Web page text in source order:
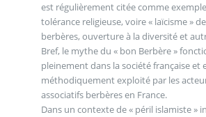
est régulièrement citée comme
tolérance religieuse, voire « laïcisme »
berbères, ouverture à la diversité et
Bref, le mythe du « bon Berbère »
pleinement dans la société française et
méthodiquement exploité par les
associatifs berbères en France.
Dans un contexte de « péril islamiste »